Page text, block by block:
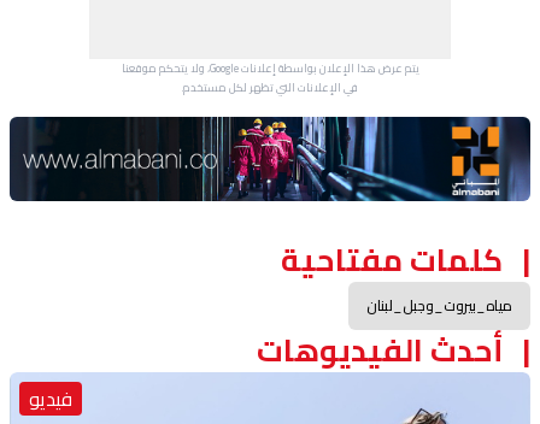
يتم عرض هذا الإعلان بواسطة إعلانات Google، ولا يتحكم موقعنا
في الإعلانات التي تظهر لكل مستخدم.
Advertisement Section
كلمات مفتاحية
مياه_بيروت_وجبل_لبنان
أحدث الفيديوهات
فيديو